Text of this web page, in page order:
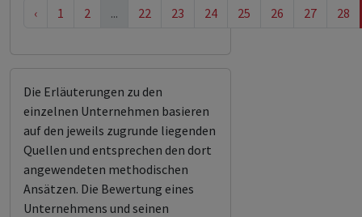
‹ 1 2 ... 22 23 24 25 26 27 28
Die Erläuterungen zu den
einzelnen Unternehmen basieren
auf den jeweils zugrunde liegenden
Quellen und entsprechen den dort
angewendeten methodischen
Ansätzen. Die Bewertung eines
Unternehmens und seinen